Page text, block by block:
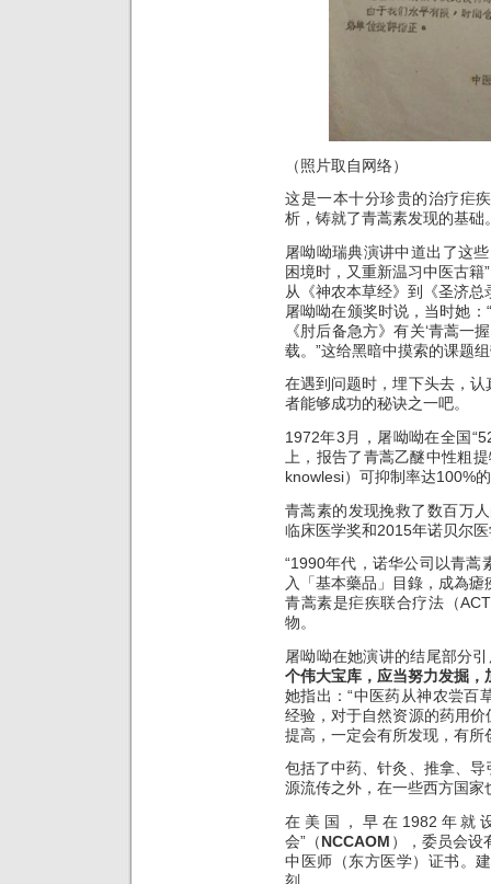
（照片取自网络）
这是一本十分珍贵的治疗疟
析，铸就了青蒿素发现的基础
屠呦呦瑞典演讲中道出了这
困境时，又重新温习中医古籍
从《神农本草经》到《圣济
屠呦呦在颁奖时说，当时她
《肘后备急方》有关‘青蒿一
载。”这给黑暗中摸索的课题
在遇到问题时，埋下头去，
者能够成功的秘诀之一吧。
1972年3月，屠呦呦在全国
上，报告了青蒿乙醚中性粗
knowlesi）可抑制率达100%
青蒿素的发现挽救了数百万
临床医学奖和2015年诺贝尔
“1990年代，诺华公司以青蒿
入「基本藥品」目錄，成為
青蒿素是疟疾联合疗法（
物。
屠呦呦在她演讲的结尾部分
个伟大宝库，应当努力发掘，
她指出：“中医药从神农尝百
经验，对于自然资源的药用
提高，一定会有所发现，有所
包括了中药、针灸、推拿、
源流传之外，在一些西方国
在美国，早在1982年就
会”（NCCAOM ），委员会设
中医师（东方医学）证书。